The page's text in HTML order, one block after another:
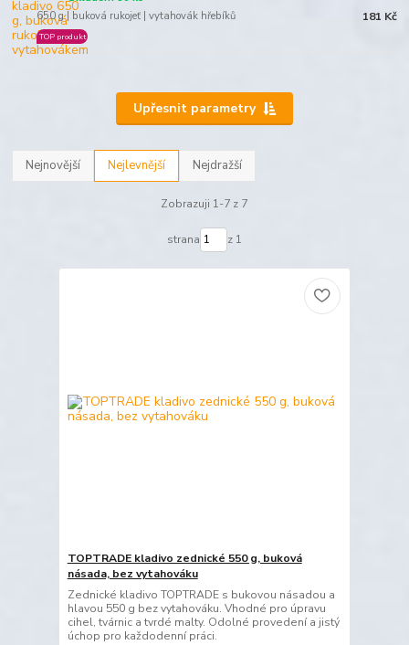
650 g | buková rukojeť | vytahovák hřebíků
TOP produkt
181 Kč
Upřesnit parametry
Nejnovější Nejlevnější Nejdražší
Zobrazuji 1-7 z 7
strana z 1
TOPTRADE kladivo zednické 550 g, buková
násada, bez vytahováku
Zednické kladivo TOPTRADE s bukovou násadou a
hlavou 550 g bez vytahováku. Vhodné pro úpravu
cihel, tvárnic a tvrdé malty. Odolné provedení a jistý
úchop pro každodenní práci.